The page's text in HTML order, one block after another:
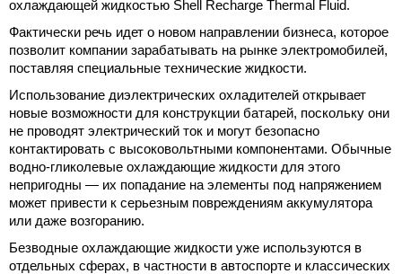
охлаждающей жидкостью Shell Recharge Thermal Fluid.
Фактически речь идет о новом направлении бизнеса, которое
позволит компании зарабатывать на рынке электромобилей,
поставляя специальные технические жидкости.
Использование диэлектрических охладителей открывает
новые возможности для конструкции батарей, поскольку они
не проводят электрический ток и могут безопасно
контактировать с высоковольтными компонентами. Обычные
водно-гликолевые охлаждающие жидкости для этого
непригодны — их попадание на элементы под напряжением
может привести к серьезным повреждениям аккумулятора
или даже возгоранию.
Безводные охлаждающие жидкости уже используются в
отдельных сферах, в частности в автоспорте и классических